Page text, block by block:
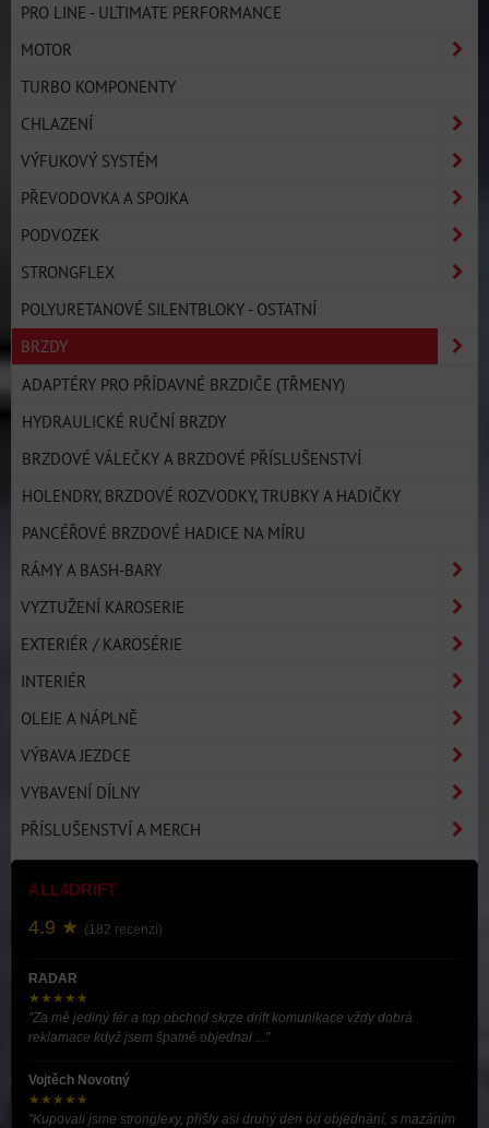
PRO LINE - ULTIMATE PERFORMANCE
MOTOR
TURBO KOMPONENTY
CHLAZENÍ
VÝFUKOVÝ SYSTÉM
PŘEVODOVKA A SPOJKA
PODVOZEK
STRONGFLEX
POLYURETANOVÉ SILENTBLOKY - OSTATNÍ
BRZDY
ADAPTÉRY PRO PŘÍDAVNÉ BRZDIČE (TŘMENY)
HYDRAULICKÉ RUČNÍ BRZDY
BRZDOVÉ VÁLEČKY A BRZDOVÉ PŘÍSLUŠENSTVÍ
HOLENDRY, BRZDOVÉ ROZVODKY, TRUBKY A HADIČKY
PANCÉŘOVÉ BRZDOVÉ HADICE NA MÍRU
RÁMY A BASH-BARY
VYZTUŽENÍ KAROSERIE
EXTERIÉR / KAROSÉRIE
INTERIÉR
OLEJE A NÁPLNĚ
VÝBAVA JEZDCE
VYBAVENÍ DÍLNY
PŘÍSLUŠENSTVÍ A MERCH
ALL4DRIFT
4.9 ★ (182 recenzí)
RADAR
★★★★★
"Za mě jediný fér a top obchod skrze drift komunikace vždy dobrá
reklamace když jsem špatně objednal ..."
Vojtěch Novotný
★★★★★
"Kupovali jsme stronglexy, přišly asi druhý den od objednání, s mazáním